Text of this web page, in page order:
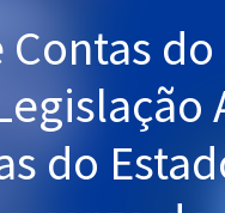
Contas
do